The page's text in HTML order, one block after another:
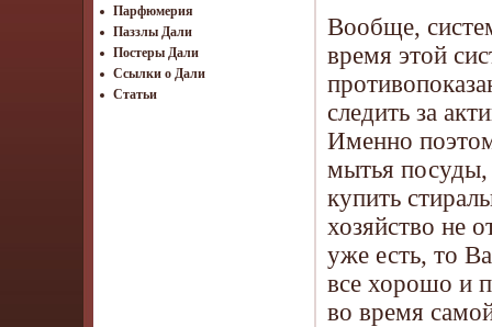
Парфюмерия
Паззлы Дали
Постеры Дали
Ссылки о Дали
Статьи
Вообще,
время этой
следить за
Именно
мытья посуды,
купить
хозяйство не
уже есть, то
все хорошо и
во время